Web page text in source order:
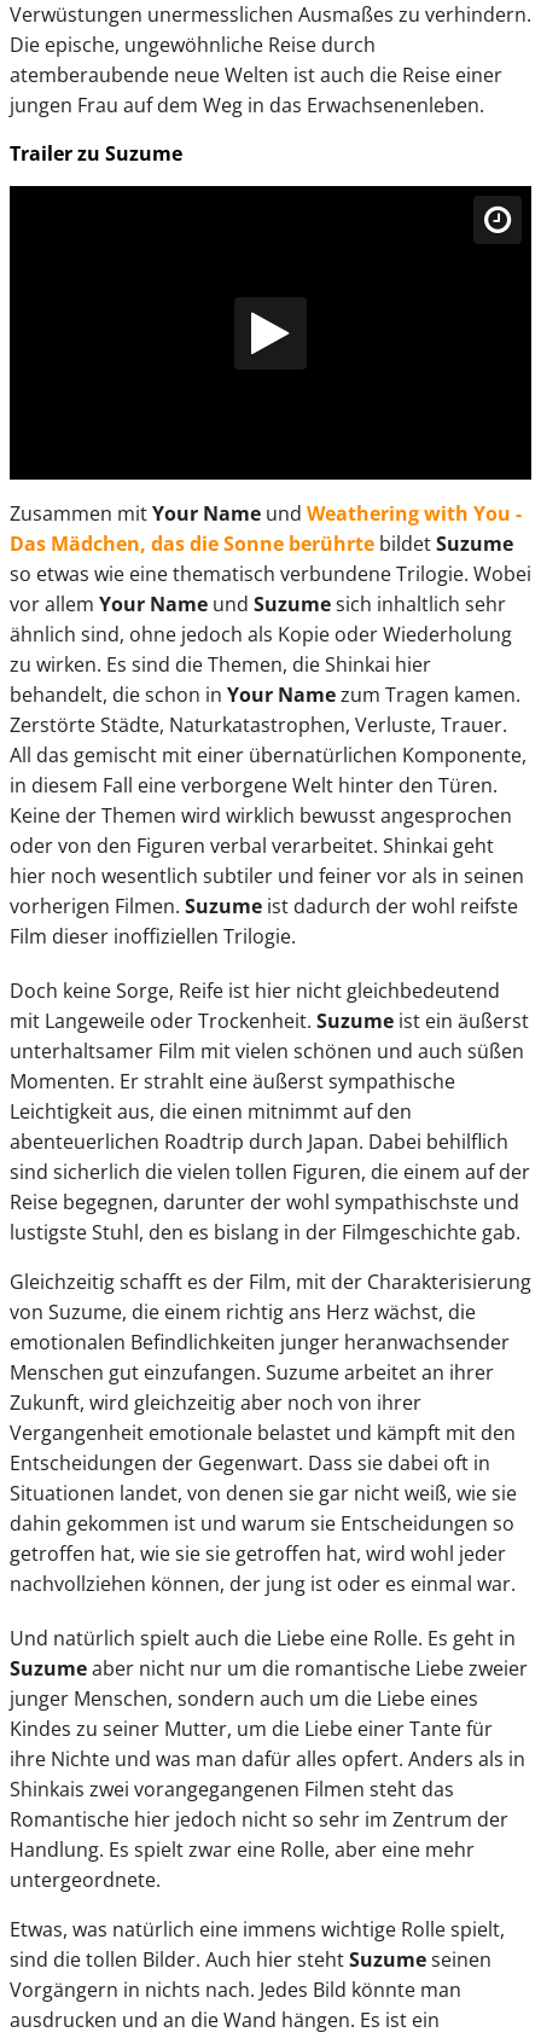
Verwüstungen unermesslichen Ausmaßes zu verhindern.
Die epische, ungewöhnliche Reise durch
atemberaubende neue Welten ist auch die Reise einer
jungen Frau auf dem Weg in das Erwachsenenleben.
Trailer zu Suzume
Zusammen mitYour Name und Weathering with You -
Das Mädchen, das die Sonne berührte bildetSuzume
so etwas wie eine thematisch verbundene Trilogie. Wobei
vor allem Your Name und Suzumesich inhaltlich sehr
ähnlich sind, ohne jedoch als Kopie oder Wiederholung
zu wirken. Es sind die Themen, die Shinkai hier
behandelt, die schon in Your Namezum Tragen kamen.
Zerstörte Städte, Naturkatastrophen, Verluste, Trauer.
All das gemischt mit einer übernatürlichen Komponente,
in diesem Fall eine verborgene Welt hinter den Türen.
Keine der Themen wird wirklich bewusst angesprochen
oder von den Figuren verbal verarbeitet. Shinkai geht
hier noch wesentlich subtiler und feiner vor als in seinen
vorherigen Filmen. Suzume ist dadurch der wohl reifste
Film dieser inoffiziellen Trilogie.
Doch keine Sorge, Reife ist hier nicht gleichbedeutend
mit Langeweile oder Trockenheit. Suzume ist ein äußerst
unterhaltsamer Film mit vielen schönen und auch süßen
Momenten. Er strahlt eine äußerst sympathische
Leichtigkeit aus, die einen mitnimmt auf den
abenteuerlichen Roadtrip durch Japan. Dabei behilflich
sind sicherlich die vielen tollen Figuren, die einem auf der
Reise begegnen, darunter der wohl sympathischste und
lustigste Stuhl, den es bislang in der Filmgeschichte gab.
Gleichzeitig schafft es der Film, mit der Charakterisierung
von Suzume, die einem richtig ans Herz wächst, die
emotionalen Befindlichkeiten junger heranwachsender
Menschen gut einzufangen. Suzume arbeitet an ihrer
Zukunft, wird gleichzeitig aber noch von ihrer
Vergangenheit emotionale belastet und kämpft mit den
Entscheidungen der Gegenwart. Dass sie dabei oft in
Situationen landet, von denen sie gar nicht weiß, wie sie
dahin gekommen ist und warum sie Entscheidungen so
getroffen hat, wie sie sie getroffen hat, wird wohl jeder
nachvollziehen können, der jung ist oder es einmal war.
Und natürlich spielt auch die Liebe eine Rolle. Es geht in
Suzumeaber nicht nur um die romantische Liebe zweier
junger Menschen, sondern auch um die Liebe eines
Kindes zu seiner Mutter, um die Liebe einer Tante für
ihre Nichte und was man dafür alles opfert. Anders als in
Shinkais zwei vorangegangenen Filmen steht das
Romantische hier jedoch nicht so sehr im Zentrum der
Handlung. Es spielt zwar eine Rolle, aber eine mehr
untergeordnete.
Etwas, was natürlich eine immens wichtige Rolle spielt,
sind die tollen Bilder. Auch hier stehtSuzumeseinen
Vorgängern in nichts nach. Jedes Bild könnte man
ausdrucken und an die Wand hängen. Es ist ein